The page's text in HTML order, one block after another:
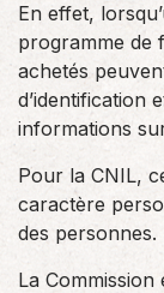
En effet,
programme de
achetés
d’identification
informations
Pour la CNIL,
caractère
des personnes.
La